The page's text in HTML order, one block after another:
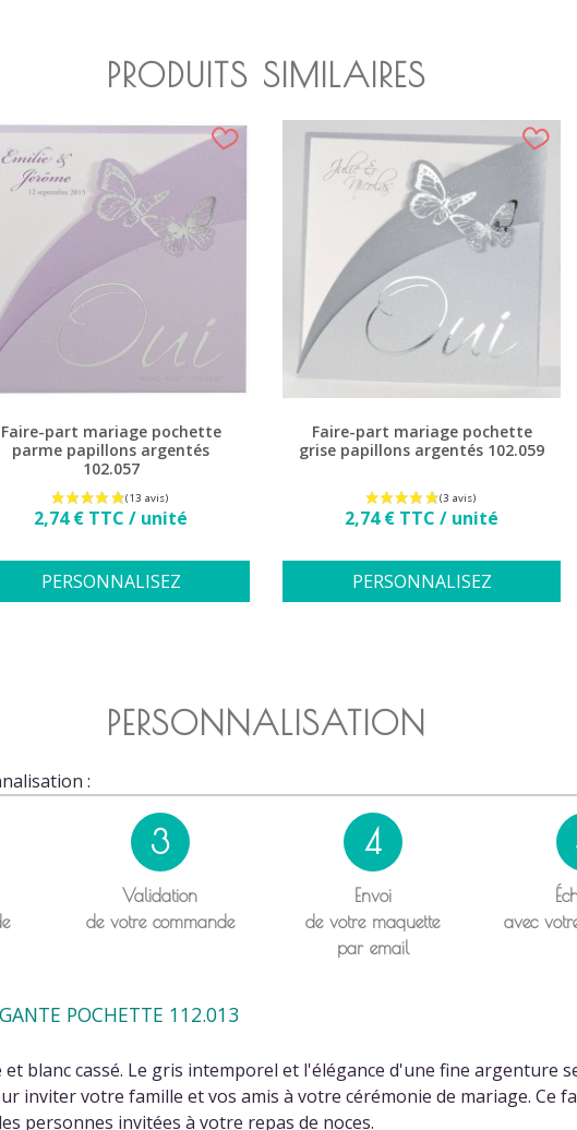
PRODUITS SIMILAIRES
Faire-part mariage pochette
parme papillons argentés
102.057
Prix
2,74 € TTC / unité
PERSONNALISEZ
Faire-part mariage pochette
grise papillons argentés 102.059
Prix
2,74 € TTC / unité
PERSONNALISEZ
PERSONNALISATION
:
3
Validation
de votre commande
4
Envoi
de votre maquette
par email
avec
POCHETTE 112.013
blanc cassé. Le gris intemporel et l'élégance d'une fine argenture
inviter votre famille et vos amis à votre cérémonie de mariage. Ce
personnes invitées à votre repas de noces.